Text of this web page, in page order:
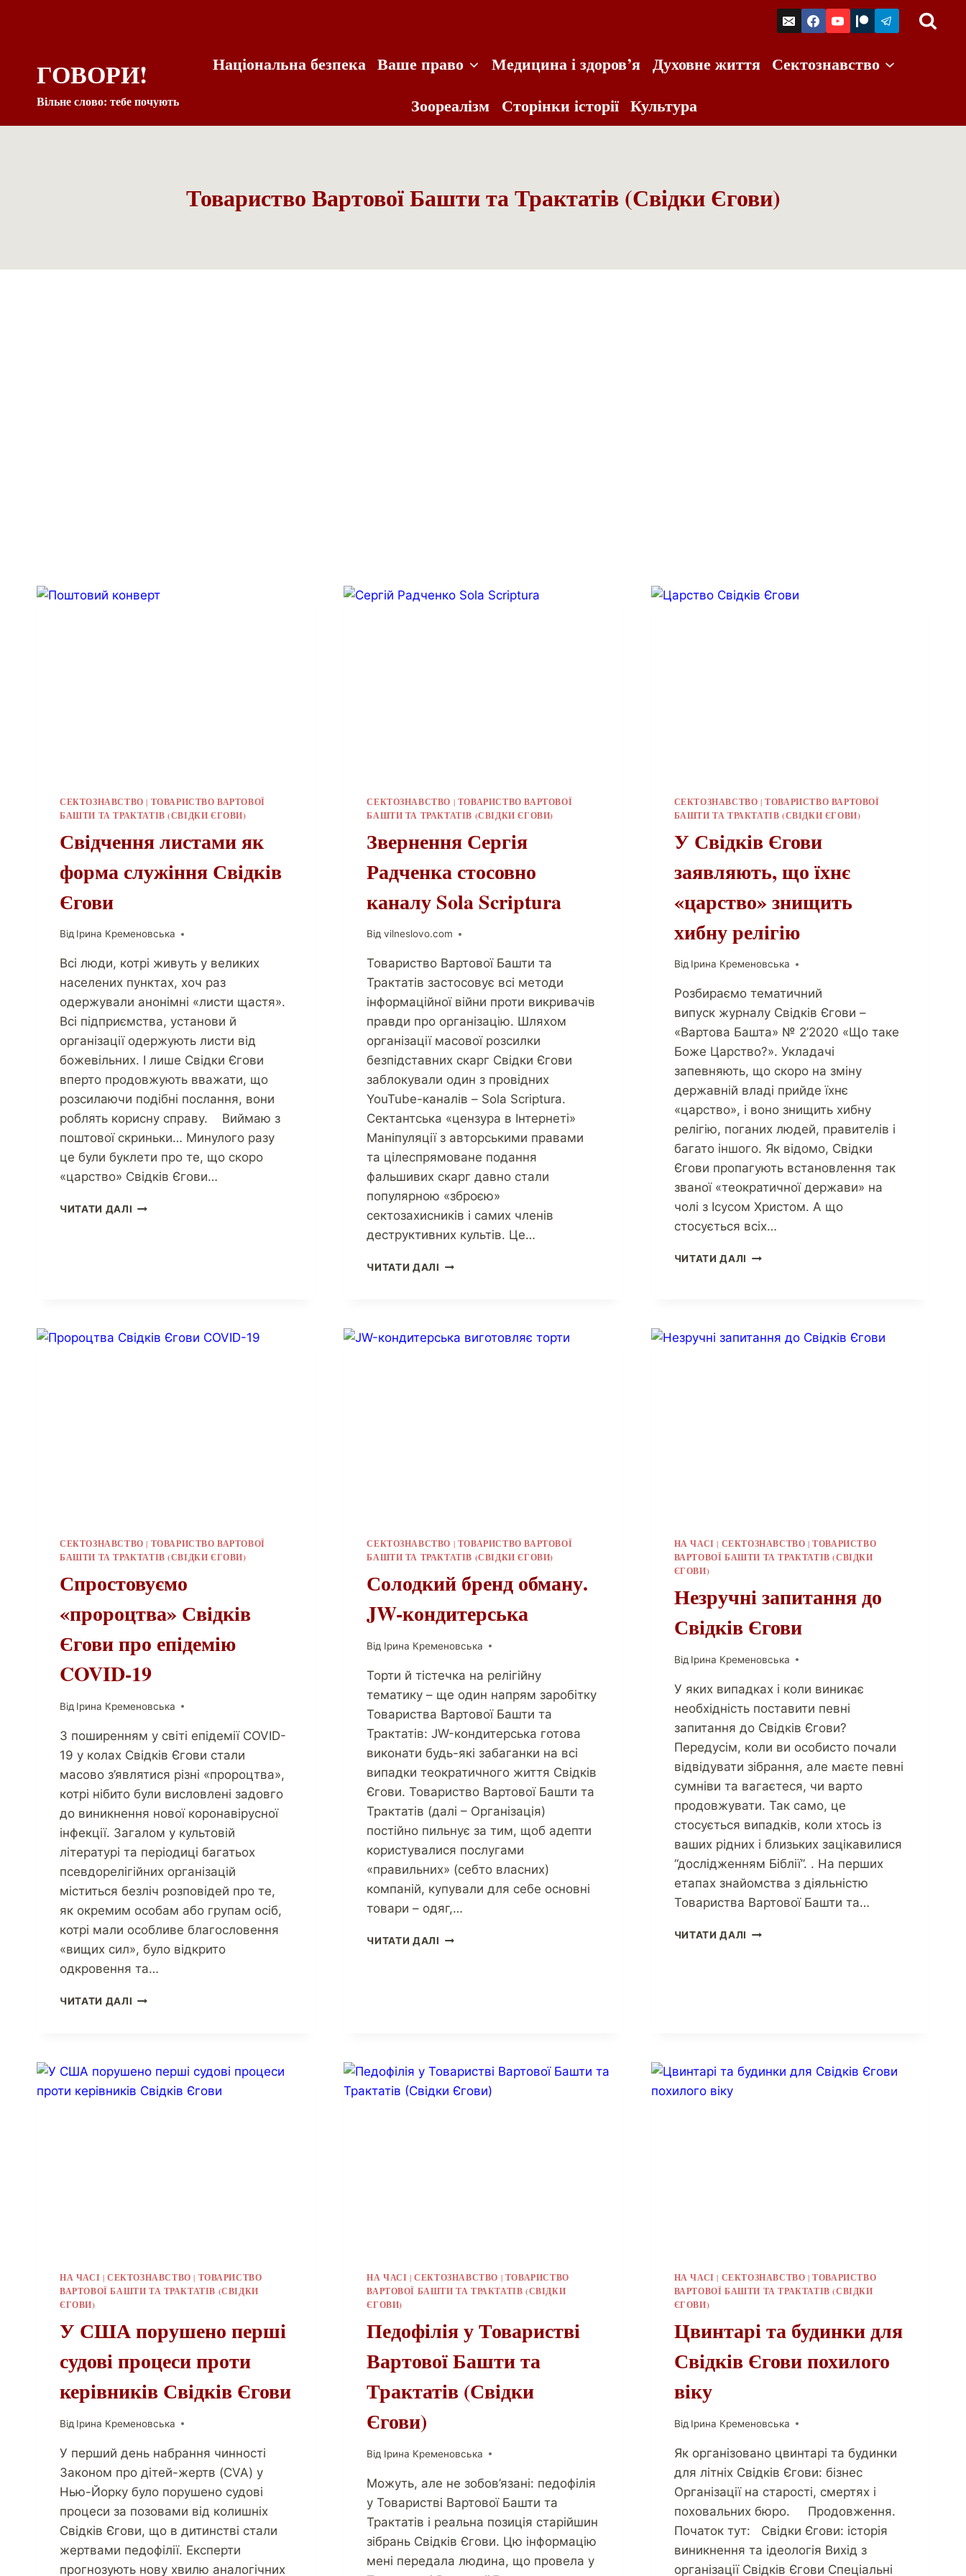
ГОВОРИ!
Вільне слово: тебе почують
Національна безпека Ваше право Медицина і здоров’я Духовне життя Сектознавство
Зоореалізм Сторінки історії Культура
Товариство Вартової Башти та Трактатів (Свідки Єгови)
СЕКТОЗНАВСТВО | ТОВАРИСТВО ВАРТОВОЇ
БАШТИ ТА ТРАКТАТІВ (СВІДКИ ЄГОВИ)
Свідчення листами як
форма служіння Свідків
Єгови
Від Ірина Кременовська
Всі люди, котрі живуть у великих
населених пунктах, хоч раз
одержували анонімні «листи щастя».
Всі підприємства, установи й
організації одержують листи від
божевільних. І лише Свідки Єгови
вперто продовжують вважати, що
розсилаючи подібні послання, вони
роблять корисну справу. Виймаю з
поштової скриньки… Минулого разу
це були буклети про те, що скоро
«царство» Свідків Єгови…
ЧИТАТИ ДАЛІ
СЕКТОЗНАВСТВО | ТОВАРИСТВО ВАРТОВОЇ
БАШТИ ТА ТРАКТАТІВ (СВІДКИ ЄГОВИ)
Звернення Сергія
Радченка стосовно
каналу Sola Scriptura
Від vilneslovo.com
Товариство Вартової Башти та
Трактатів застосовує всі методи
інформаційної війни проти викривачів
правди про організацію. Шляхом
організації масової розсилки
безпідставних скарг Свідки Єгови
заблокували один з провідних
YouTube-каналів – Sola Scriptura.
Сектантська «цензура в Інтернеті»
Маніпуляції з авторськими правами
та цілеспрямоване подання
фальшивих скарг давно стали
популярною «зброєю»
сектозахисників і самих членів
деструктивних культів. Це…
ЧИТАТИ ДАЛІ
СЕКТОЗНАВСТВО |ТОВАРИСТВО ВАРТОВОЇ
БАШТИ ТА ТРАКТАТІВ (СВІДКИ ЄГОВИ)
У Свідків Єгови
заявляють, що їхнє
«царство» знищить
хибну релігію
Від Ірина Кременовська
Розбираємо тематичний
випуск журналу Свідків Єгови –
«Вартова Башта» № 2’2020 «Що таке
Боже Царство?». Укладачі
запевняють, що скоро на зміну
державній владі прийде їхнє
«царство», і воно знищить хибну
релігію, поганих людей, правителів і
багато іншого. Як відомо, Свідки
Єгови пропагують встановлення так
званої «теократичної держави» на
чолі з Ісусом Христом. А що
стосується всіх…
ЧИТАТИ ДАЛІ
СЕКТОЗНАВСТВО | ТОВАРИСТВО ВАРТОВОЇ
БАШТИ ТА ТРАКТАТІВ (СВІДКИ ЄГОВИ)
Спростовуємо
«пророцтва» Свідків
Єгови про епідемію
COVID-19
Від Ірина Кременовська
З поширенням у світі епідемії COVID-
19 у колах Свідків Єгови стали
масово з’являтися різні «пророцтва»,
котрі нібито були висловлені задовго
до виникнення нової коронавірусної
інфекції. Загалом у культовій
літературі та періодиці багатьох
псевдорелігійних організацій
міститься безліч розповідей про те,
як окремим особам або групам осіб,
котрі мали особливе благословення
«вищих сил», було відкрито
одкровення та…
ЧИТАТИ ДАЛІ
СЕКТОЗНАВСТВО | ТОВАРИСТВО ВАРТОВОЇ
БАШТИ ТА ТРАКТАТІВ (СВІДКИ ЄГОВИ)
Солодкий бренд обману.
JW-кондитерська
Від Ірина Кременовська
Торти й тістечка на релігійну
тематику – ще один напрям заробітку
Товариства Вартової Башти та
Трактатів: JW-кондитерська готова
виконати будь-які забаганки на всі
випадки теократичного життя Свідків
Єгови. Товариство Вартової Башти та
Трактатів (далі – Організація)
постійно пильнує за тим, щоб адепти
користувалися послугами
«правильних» (себто власних)
компаній, купували для себе основні
товари – одяг,…
ЧИТАТИ ДАЛІ
НА ЧАСІ | СЕКТОЗНАВСТВО |ТОВАРИСТВО
ВАРТОВОЇ БАШТИ ТА ТРАКТАТІВ (СВІДКИ
ЄГОВИ)
Незручні запитання до
Свідків Єгови
Від Ірина Кременовська
У яких випадках і коли виникає
необхідність поставити певні
запитання до Свідків Єгови?
Передусім, коли ви особисто почали
відвідувати зібрання, але маєте певні
сумніви та вагаєтеся, чи варто
продовжувати. Так само, це
стосується випадків, коли хтось із
ваших рідних і близьких зацікавилися
“дослідженням Біблії”. . На перших
етапах знайомства з діяльністю
Товариства Вартової Башти та…
ЧИТАТИ ДАЛІ
НА ЧАСІ | СЕКТОЗНАВСТВО | ТОВАРИСТВО
ВАРТОВОЇ БАШТИ ТА ТРАКТАТІВ (СВІДКИ
ЄГОВИ)
У США порушено перші
судові процеси проти
керівників Свідків Єгови
Від Ірина Кременовська
У перший день набрання чинності
Законом про дітей-жертв (CVA) у
Нью-Йорку було порушено судові
процеси за позовами від колишніх
Свідків Єгови, що в дитинстві стали
жертвами педофілії. Експерти
прогнозують нову хвилю аналогічних
НА ЧАСІ |СЕКТОЗНАВСТВО | ТОВАРИСТВО
ВАРТОВОЇ БАШТИ ТА ТРАКТАТІВ (СВІДКИ
ЄГОВИ)
Педофілія у Товаристві
Вартової Башти та
Трактатів (Свідки
Єгови)
Від Ірина Кременовська
Можуть, але не зобов’язані: педофілія
у Товаристві Вартової Башти та
Трактатів і реальна позиція старійшин
зібрань Свідків Єгови. Цю інформацію
мені передала людина, що провела у
НА ЧАСІ | СЕКТОЗНАВСТВО |ТОВАРИСТВО
ВАРТОВОЇ БАШТИ ТА ТРАКТАТІВ (СВІДКИ
ЄГОВИ)
Цвинтарі та будинки для
Свідків Єгови похилого
віку
Від Ірина Кременовська
Як організовано цвинтарі та будинки
для літніх Свідків Єгови: бізнес
Організації на старості, смертях і
поховальних бюро. Продовження.
Початок тут: Свідки Єгови: історія
виникнення та ідеологія Вихід з
організації Свідків Єгови Спеціальні